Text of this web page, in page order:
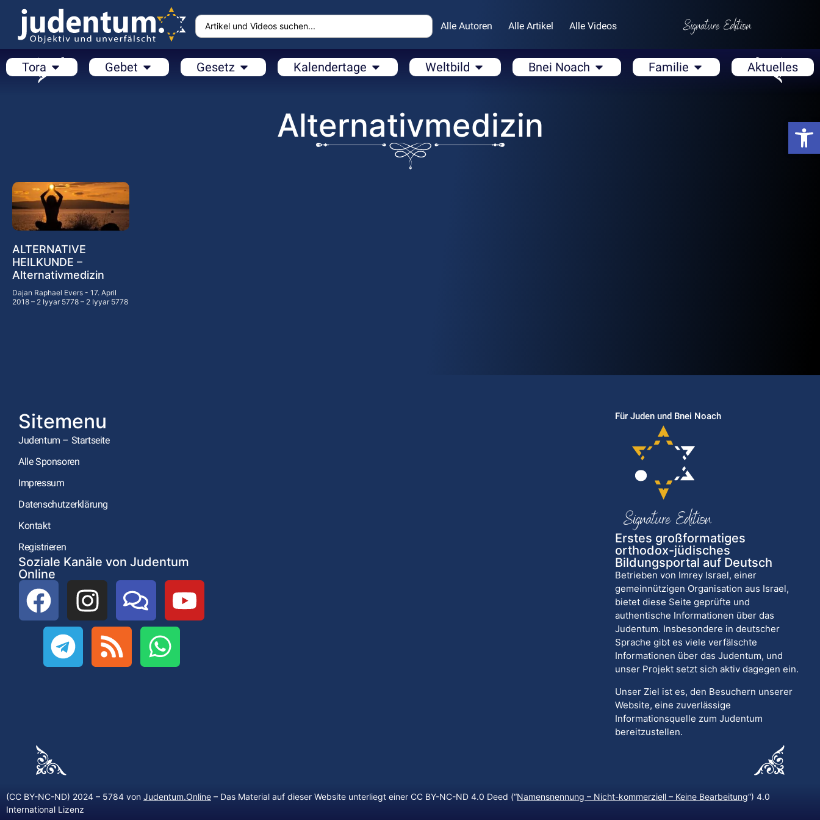
Alle Autoren Alle Artikel Alle Videos
Tora Gebet Gesetz Kalendertage Weltbild Bnei Noach Familie Aktuelles
Alternativmedizin
ALTERNATIVE
HEILKUNDE –
Alternativmedizin
Dajan Raphael Evers
17. April
2018 – 2 Iyyar 5778 – 2 Iyyar 5778
Sitemenu
Judentum – Startseite
Alle Sponsoren
Impressum
Datenschutzerklärung
Kontakt
Registrieren
Soziale Kanäle von Judentum
Online
Für Juden und Bnei Noach
Erstes großformatiges
orthodox-jüdisches
Bildungsportal auf Deutsch
Betrieben von Imrey Israel, einer
gemeinnützigen Organisation aus Israel,
bietet diese Seite geprüfte und
authentische Informationen über das
Judentum. Insbesondere in deutscher
Sprache gibt es viele verfälschte
Informationen über das Judentum, und
unser Projekt setzt sich aktiv dagegen ein.
Unser Ziel ist es, den Besuchern unserer
Website, eine zuverlässige
Informationsquelle zum Judentum
bereitzustellen.
(CC BY-NC-ND) 2024 – 5784 von Judentum.Online – Das Material auf dieser Website unterliegt einer CC BY-NC-ND 4.0 Deed (“Namensnennung – Nicht-kommerziell – Keine Bearbeitung“) 4.0
International Lizenz